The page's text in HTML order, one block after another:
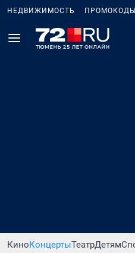
НЕДВИЖИМОСТЬ ПРОМОКОДЫ
КиноКонцертыТеатрДетям